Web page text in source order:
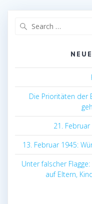
Die Prioritäten der
21.
13. Februar 1945:
Unter falscher
auf Eltern,